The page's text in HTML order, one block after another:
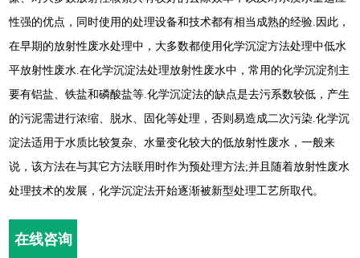
性强的优点，同时使用的处理设备和技术都有相当成熟的经验.因此，
在早期的放射性废水处理中，大多数都使用化学沉淀方法处理中低水
平放射性废水.在化学沉淀法处理放射性废水中，常用的化学沉淀剂主
要有铝盐、铁盐和磷酸盐等.化学沉淀法的缺点是去污系数较低，产生
的污泥需进行浓缩、脱水、固化等处理，否则易造成二次污染.化学沉
淀法适用于水质比较复杂、水量变化较大的低放射性废水，一般来
说，该方法在与其它方法联用时作为预处理方法;并且随着放射性废水
处理技术的发展，化学沉淀法开始逐渐被新型处理工艺所取代。
在线咨询